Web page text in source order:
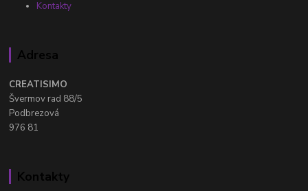
Kontakty
Adresa
CREATISIMO
Švermov rad 88/5
Podbrezová
976 81
Kontakty